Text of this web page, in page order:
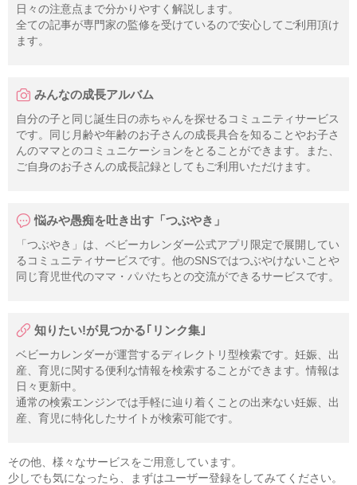
日々の注意点まで分かりやすく解説します。
全ての記事が専門家の監修を受けているので安心してご利用頂け
ます。
みんなの成長アルバム
自分の子と同じ誕生日の赤ちゃんを探せるコミュニティサービス
です。同じ月齢や年齢のお子さんの成長具合を知ることやお子さ
んのママとのコミュニケーションをとることができます。また、
ご自身のお子さんの成長記録としてもご利用いただけます。
悩みや愚痴を吐き出す「つぶやき」
「つぶやき」は、ベビーカレンダー公式アプリ限定で展開してい
るコミュニティサービスです。他のSNSではつぶやけないことや
同じ育児世代のママ・パパたちとの交流ができるサービスです。
知りたい!が見つかる｢リンク集｣
ベビーカレンダーが運営するディレクトリ型検索です。妊娠、出
産、育児に関する便利な情報を検索することができます。情報は
日々更新中。
通常の検索エンジンでは手軽に辿り着くことの出来ない妊娠、出
産、育児に特化したサイトが検索可能です。
その他、様々なサービスをご用意しています。
少しでも気になったら、まずはユーザー登録をしてみてください。